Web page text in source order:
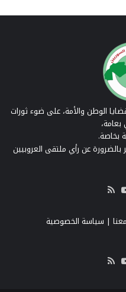
الوطن والأمة، على ضوء ثورات
بعامة،
بخاصة.
بالضرورة عن رأي ملتقى العروبيين
‫YouTube
RSS
| سياسة الخصوصية
‫YouTube